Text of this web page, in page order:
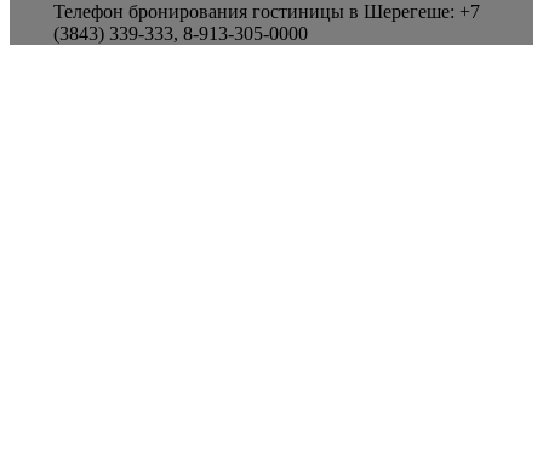
Телефон бронирования гостиницы в Шерегеше: +7
(3843) 339-333, 8-913-305-0000